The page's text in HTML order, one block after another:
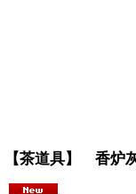
【茶道具】 香